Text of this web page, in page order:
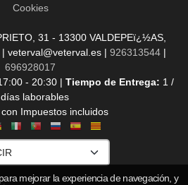
Cookies
31 - 13300 VALDEPEï¿½AS,
veterval@veterval.es | 926313544 |
696928017
- 20:30 | Tiempo de Entrega: 1 /
laborables
Impuestos incluidos
mejorar la experiencia de navegación, y